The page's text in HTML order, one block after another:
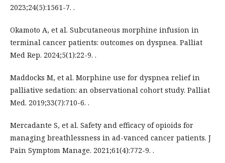
2023;24(5):1561-7. .
Okamoto A, et al. Subcutaneous morphine infusion in
terminal cancer patients: outcomes on dyspnea. Palliat
Med Rep. 2024;5(1):22-9. .
Maddocks M, et al. Morphine use for dyspnea relief in
palliative sedation: an observational cohort study. Palliat
Med. 2019;33(7):710-6. .
Mercadante S, et al. Safety and efficacy of opioids for
managing breathlessness in ad-vanced cancer patients. J
Pain Symptom Manage. 2021;61(4):772-9. .